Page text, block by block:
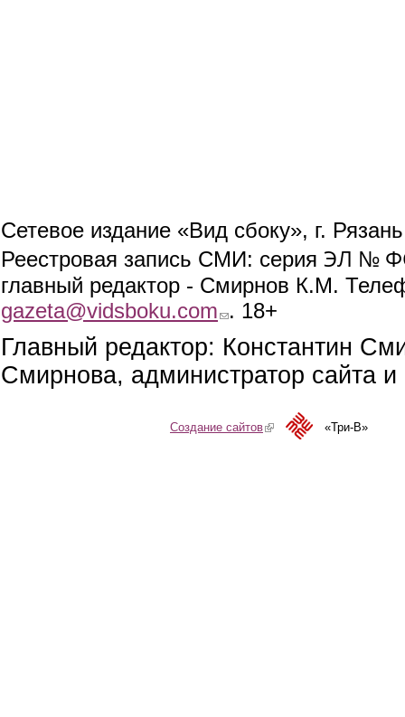
Сетевое издание «Вид сбоку», г.
Реестровая запись СМИ: серия ЭЛ №
главный редактор - Смирнов К.М.
gazeta@vidsboku.com (link sends e-mail)
. 18+
Главный редактор: Константин
Смирнова, администратор сайта
Создание сайтов(link is external)«Три-В»